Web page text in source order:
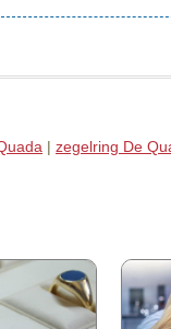
| zegelring De